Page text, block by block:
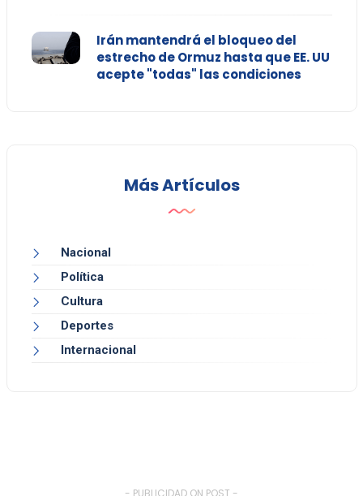
Irán mantendrá el bloqueo del
estrecho de Ormuz hasta que EE. UU
acepte "todas" las condiciones
Más Artículos
Nacional
Política
Cultura
Deportes
Internacional